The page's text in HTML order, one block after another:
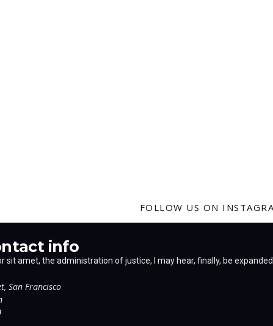
FOLLOW US ON
info
sit amet, the administration of justice, I may hear, finally, be
San Francisco